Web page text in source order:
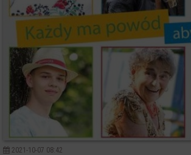
2021-10-07 08:42